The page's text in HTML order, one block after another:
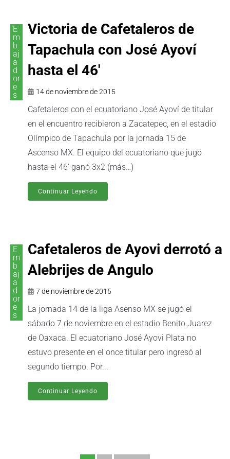
E
m
b
aj
a
d
or
e
s
Victoria de Cafetaleros de
Tapachula con José Ayoví
hasta el 46′
14 de noviembre de 2015
Cafetaleros con el ecuatoriano José Ayoví de titular
en el encuentro recibieron a Zacatepec, en el estadio
Olímpico de Tapachula por la jornada 15 de
Ascenso MX. El equipo del ecuatoriano que jugó
hasta el 46' ganó 3x2 (más…)
Continuar Leyendo
E
m
b
aj
a
d
or
e
s
Cafetaleros de Ayovi derrotó a
Alebrijes de Angulo
7 de noviembre de 2015
La jornada 14 de la liga Asenso MX se jugó el
sábado 7 de noviembre en el estadio Benito Juarez
de Oaxaca. El ecuatoriano José Ayovi Plata no
estuvo presente en el once titular pero ingresó al
segundo tiempo. Por...
Continuar Leyendo